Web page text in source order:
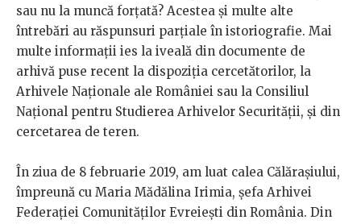
sau nu la muncă forțată? Acestea și multe alte
întrebări au răspunsuri parțiale în istoriografie. Mai
multe informații ies la iveală din documente de
arhivă puse recent la dispoziția cercetătorilor, la
Arhivele Naționale ale României sau la Consiliul
Național pentru Studierea Arhivelor Securității, și din
cercetarea de teren.
În ziua de 8 februarie 2019, am luat calea Călărașiului,
împreună cu Maria Mădălina Irimia, șefa Arhivei
Federației Comunităților Evreiești din România. Din